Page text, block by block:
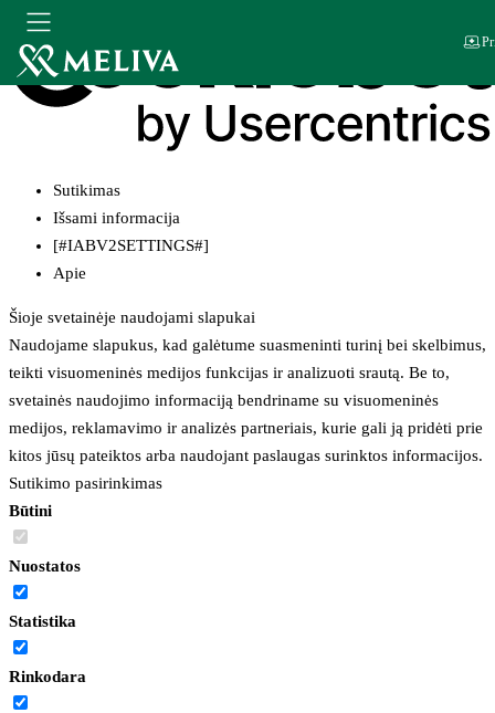
Sutikimas
Išsami informacija
[#IABV2SETTINGS#]
Apie
Šioje svetainėje naudojami slapukai
Naudojame slapukus, kad galėtume suasmeninti turinį bei skelbimus,
teikti visuomeninės medijos funkcijas ir analizuoti srautą. Be to,
svetainės naudojimo informaciją bendriname su visuomeninės
medijos, reklamavimo ir analizės partneriais, kurie gali ją pridėti prie
kitos jūsų pateiktos arba naudojant paslaugas surinktos informacijos.
Sutikimo pasirinkimas
Būtini
Nuostatos
Statistika
Rinkodara